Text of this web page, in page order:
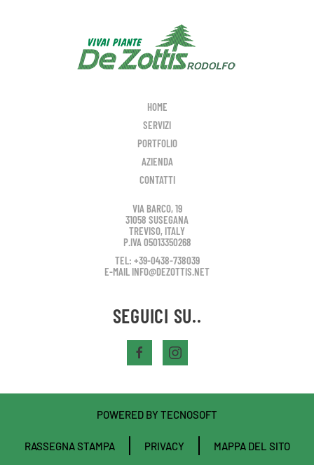
HOME
SERVIZI
PORTFOLIO
AZIENDA
CONTATTI
VIA BARCO, 19
31058 SUSEGANA
TREVISO, ITALY
P.IVA 05013350268
TEL: +39-0438-738039
E-MAIL INFO@DEZOTTIS.NET
SEGUICI SU..
POWERED BY TECNOSOFT
RASSEGNA STAMPA PRIVACY MAPPA DEL SITO